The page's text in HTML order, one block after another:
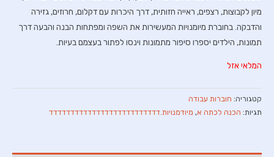
מיון לקבוצות, רצפים, ראייה חזותית, דרך היכרות עם דקלום, חרוזים, גזירה
והדבקה. בחוברת מיומנויות המעשירות את השפה ומפתחות הבנה והבעה דרך
תמונות, הילדים יספרו סיפור מתמונות וינסו לפתור בעצמם בעיות.
המלאי אזל
קטגוריה: חוברות עבודה
תגיות: הכנה לכתה א, מיודמנויות.דדדדדדדדדדדדדדדדדדדדדדדדדד